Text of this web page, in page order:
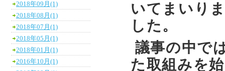
いてまいり
した。
議事の中で
た取組みを
2018年09月(1)
2018年08月(1)
2018年07月(1)
2018年05月(1)
2018年01月(1)
2016年10月(1)